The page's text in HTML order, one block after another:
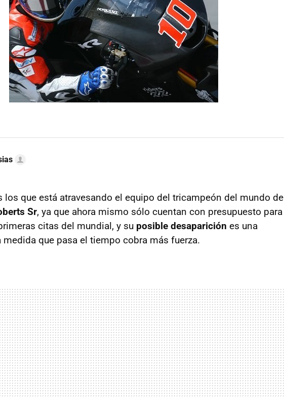
los que está atravesando el equipo del tricampeón del mundo de
Sr, ya que ahora mismo sólo cuentan con presupuesto para
citas del mundial, y su posible desaparición es una
que pasa el tiempo cobra más fuerza.